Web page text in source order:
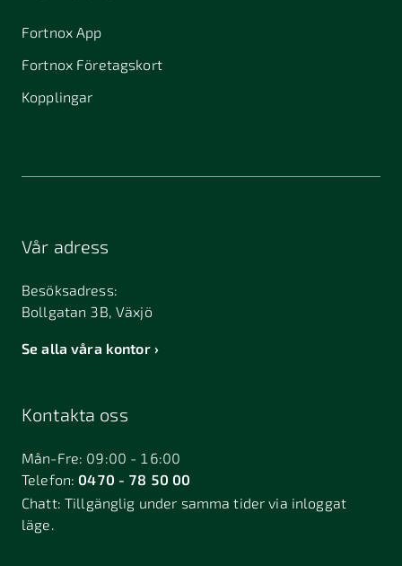
Fortnox App
Fortnox Företagskort
Kopplingar
Vår adress
Besöksadress:
Bollgatan 3B, Växjö
Se alla våra kontor
Kontakta oss
Mån-Fre: 09:00 - 16:00
Telefon:0470 - 78 50 00
Chatt:Tillgänglig under samma tider via inloggat
läge.